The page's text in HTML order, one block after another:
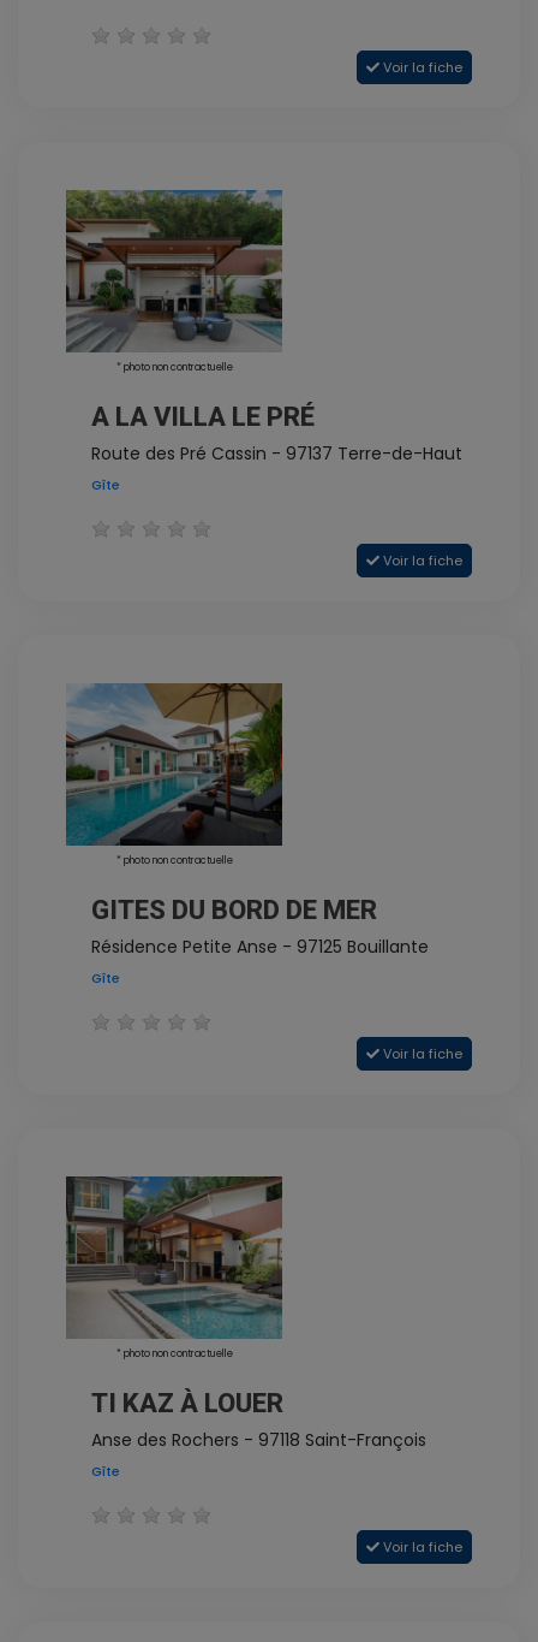
Voir la fiche
* photo non contractuelle
A LA VILLA LE PRÉ
Route des Pré Cassin - 97137 Terre-de-Haut
Gîte
Voir la fiche
* photo non contractuelle
GITES DU BORD DE MER
Résidence Petite Anse - 97125 Bouillante
Gîte
Voir la fiche
* photo non contractuelle
TI KAZ À LOUER
Anse des Rochers - 97118 Saint-François
Gîte
Voir la fiche